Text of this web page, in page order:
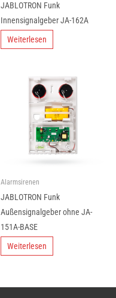
JABLOTRON Funk
Innensignalgeber JA-162A
Weiterlesen
Alarmsirenen
JABLOTRON Funk
Außensignalgeber ohne JA-
151A-BASE
Weiterlesen